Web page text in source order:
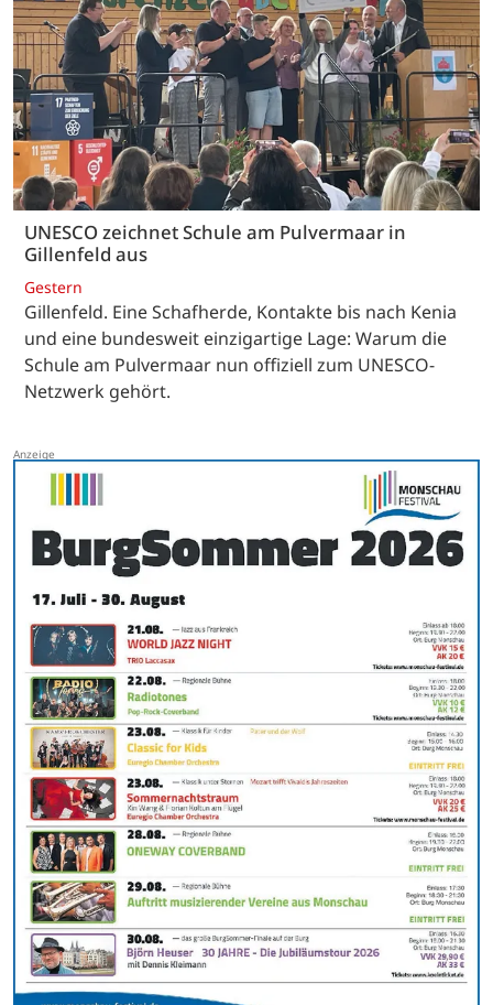
UNESCO zeichnet Schule am Pulvermaar in
Gillenfeld aus
Gestern
Gillenfeld. Eine Schafherde, Kontakte bis nach Kenia
und eine bundesweit einzigartige Lage: Warum die
Schule am Pulvermaar nun offiziell zum UNESCO-
Netzwerk gehört.